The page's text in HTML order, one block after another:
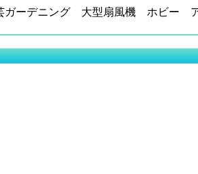
デニング 大型扇風機 ホビー ア